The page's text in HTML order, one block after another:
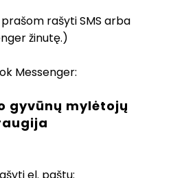
rašyti SMS arba
žinutę.)
Messenger:
gyvūnų mylėtojų